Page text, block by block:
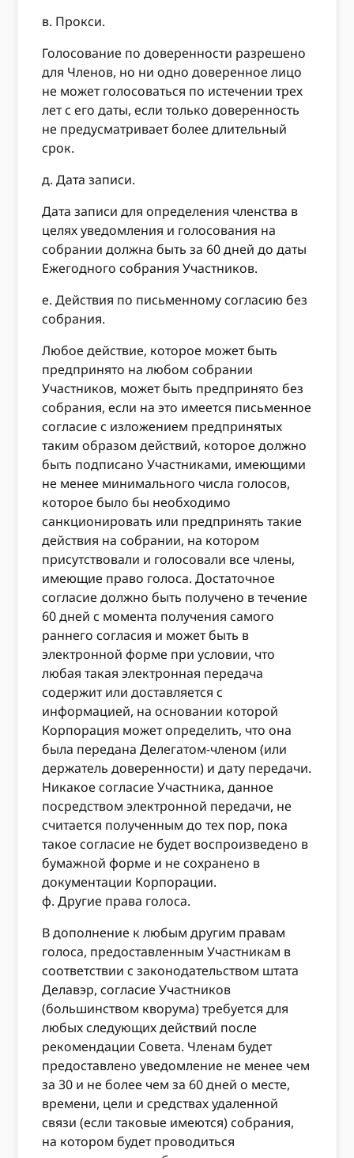
в. Прокси.
Голосование по доверенности разрешено
для Членов, но ни одно доверенное лицо
не может голосоваться по истечении трех
лет с его даты, если только доверенность
не предусматривает более длительный
срок.
д. Дата записи.
Дата записи для определения членства в
целях уведомления и голосования на
собрании должна быть за 60 дней до даты
Ежегодного собрания Участников.
е. Действия по письменному согласию без
собрания.
Любое действие, которое может быть
предпринято на любом собрании
Участников, может быть предпринято без
собрания, если на это имеется письменное
согласие с изложением предпринятых
таким образом действий, которое должно
быть подписано Участниками, имеющими
не менее минимального числа голосов,
которое было бы необходимо
санкционировать или предпринять такие
действия на собрании, на котором
присутствовали и голосовали все члены,
имеющие право голоса. Достаточное
согласие должно быть получено в течение
60 дней с момента получения самого
раннего согласия и может быть в
электронной форме при условии, что
любая такая электронная передача
содержит или доставляется с
информацией, на основании которой
Корпорация может определить, что она
была передана Делегатом-членом (или
держатель доверенности) и дату передачи.
Никакое согласие Участника, данное
посредством электронной передачи, не
считается полученным до тех пор, пока
такое согласие не будет воспроизведено в
бумажной форме и не сохранено в
документации Корпорации.
ф. Другие права голоса.
В дополнение к любым другим правам
голоса, предоставленным Участникам в
соответствии с законодательством штата
Делавэр, согласие Участников
(большинством кворума) требуется для
любых следующих действий после
рекомендации Совета. Членам будет
предоставлено уведомление не менее чем
за 30 и не более чем за 60 дней о месте,
времени, цели и средствах удаленной
связи (если таковые имеются) собрания,
на котором будет проводиться